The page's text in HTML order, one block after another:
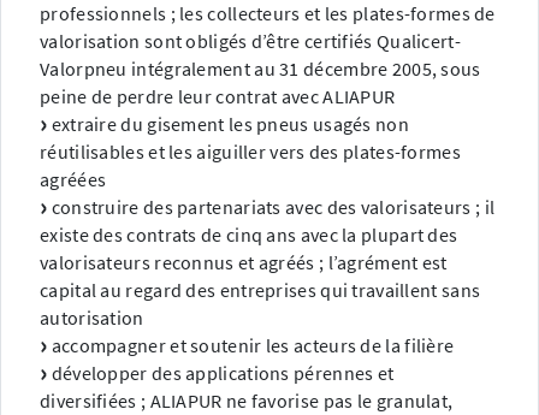
professionnels ; les collecteurs et les plates-formes de
valorisation sont obligés d’être certifiés Qualicert-
Valorpneu intégralement au 31 décembre 2005, sous
peine de perdre leur contrat avec ALIAPUR
extraire du gisement les pneus usagés non
réutilisables et les aiguiller vers des plates-formes
agréées
construire des partenariats avec des valorisateurs ; il
existe des contrats de cinq ans avec la plupart des
valorisateurs reconnus et agréés ; l’agrément est
capital au regard des entreprises qui travaillent sans
autorisation
accompagner et soutenir les acteurs de la filière
développer des applications pérennes et
diversifiées ; ALIAPUR ne favorise pas le granulat,